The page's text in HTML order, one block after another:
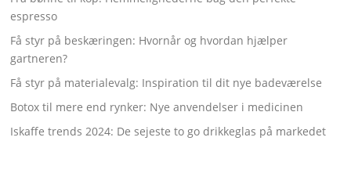
espresso
Få styr på beskæringen: Hvornår og hvordan hjælper
gartneren?
Få styr på materialevalg: Inspiration til dit nye badeværelse
Botox til mere end rynker: Nye anvendelser i medicinen
Iskaffe trends 2024: De sejeste to go drikkeglas på markedet